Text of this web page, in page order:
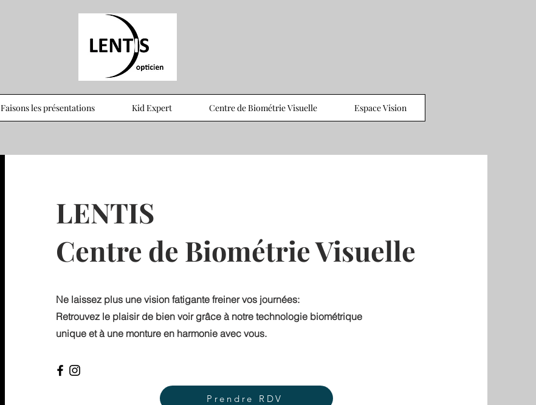
Faisons les présentations Kid Expert Centre de Biométrie Visuelle Espace Vision
LENTIS
Centre de Biométrie Visuelle
Ne laissez plus une vision fatigante freiner vos journées:
Retrouvez le plaisir de bien voir grâce à notre technologie biométrique
unique et à une monture en harmonie avec vous.
Prendre RDV